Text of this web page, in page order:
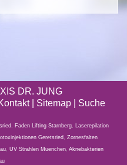
DR. JUNG
| Sitemap Suche
, Faden Lifting Starnberg, Laserepilation
Geretsried, Zornesfalten
, UV Strahlen Muenchen, Aknebakterien